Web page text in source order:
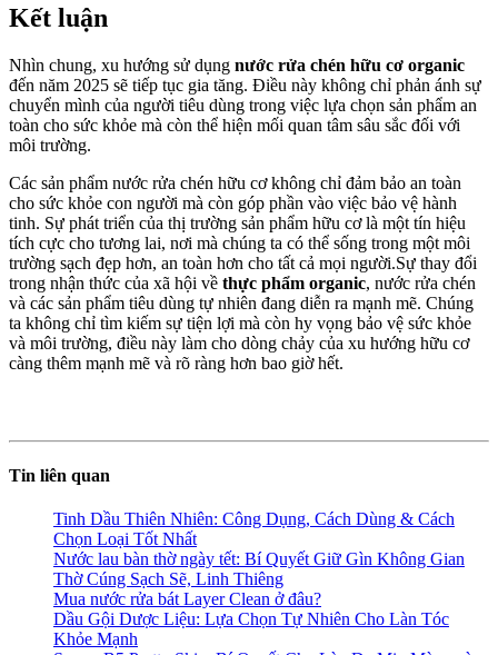
Kết luận
Nhìn chung, xu hướng sử dụng nước rửa chén hữu cơ organic
đến năm 2025 sẽ tiếp tục gia tăng. Điều này không chỉ phản ánh sự
chuyển mình của người tiêu dùng trong việc lựa chọn sản phẩm an
toàn cho sức khỏe mà còn thể hiện mối quan tâm sâu sắc đối với
môi trường.
Các sản phẩm nước rửa chén hữu cơ không chỉ đảm bảo an toàn
cho sức khỏe con người mà còn góp phần vào việc bảo vệ hành
tinh. Sự phát triển của thị trường sản phẩm hữu cơ là một tín hiệu
tích cực cho tương lai, nơi mà chúng ta có thể sống trong một môi
trường sạch đẹp hơn, an toàn hơn cho tất cả mọi người.Sự thay đổi
trong nhận thức của xã hội về thực phẩm organic, nước rửa chén
và các sản phẩm tiêu dùng tự nhiên đang diễn ra mạnh mẽ. Chúng
ta không chỉ tìm kiếm sự tiện lợi mà còn hy vọng bảo vệ sức khỏe
và môi trường, điều này làm cho dòng chảy của xu hướng hữu cơ
càng thêm mạnh mẽ và rõ ràng hơn bao giờ hết.
Tin liên quan
Tinh Dầu Thiên Nhiên: Công Dụng, Cách Dùng & Cách
Chọn Loại Tốt Nhất
Nước lau bàn thờ ngày tết: Bí Quyết Giữ Gìn Không Gian
Thờ Cúng Sạch Sẽ, Linh Thiêng
Mua nước rửa bát Layer Clean ở đâu?
Dầu Gội Dược Liệu: Lựa Chọn Tự Nhiên Cho Làn Tóc
Khỏe Mạnh